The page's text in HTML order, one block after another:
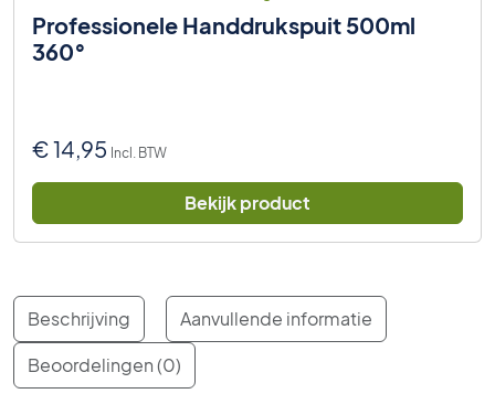
Professionele Handdrukspuit 500ml
360°
€14,95 Incl. BTW
Bekijk product
Beschrijving
Aanvullende informatie
Beoordelingen (0)